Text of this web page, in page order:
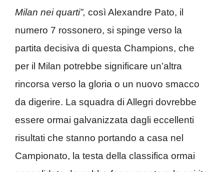
Milan nei quarti”, così Alexandre Pato, il
numero 7 rossonero, si spinge verso la
partita decisiva di questa Champions, che
per il Milan potrebbe significare un’altra
rincorsa verso la gloria o un nuovo smacco
da digerire. La squadra di Allegri dovrebbe
essere ormai galvanizzata dagli eccellenti
risultati che stanno portando a casa nel
Campionato, la testa della classifica ormai